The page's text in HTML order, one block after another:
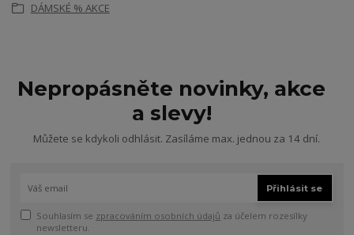
DÁMSKÉ % AKCE
Nepropásněte novinky, akce
a slevy!
Můžete se kdykoli odhlásit. Zasíláme max. jednou za 14 dní.
Přihlásit se
Souhlasím se zpracováním osobních údajů za účelem rozesílky
newsletteru.